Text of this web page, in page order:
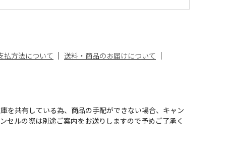
払方法について
送料・商品のお届けについて
を共有している為、商品の手配ができない場合、キャン
セルの際は別途ご案内をお送りしますので予めご了承く